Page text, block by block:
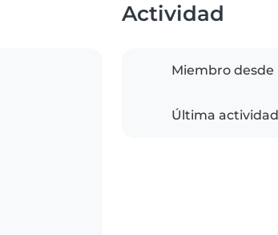
Actividad
Miembro desde
Última actividad